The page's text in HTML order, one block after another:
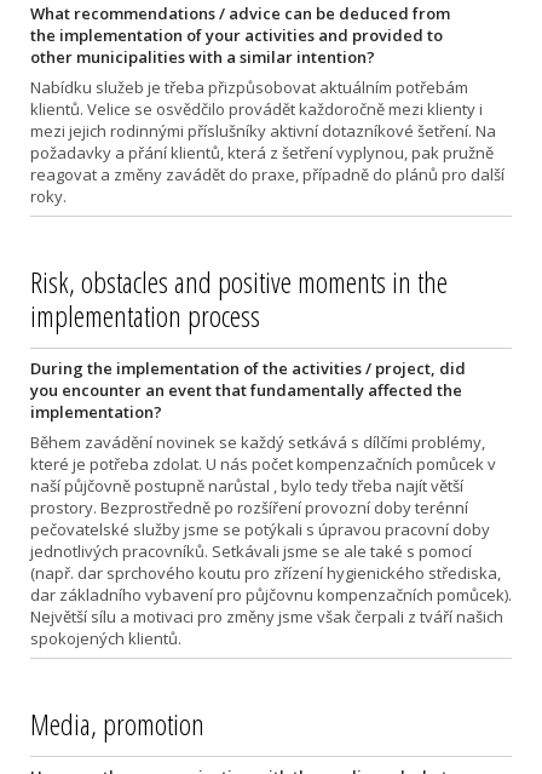
What recommendations / advice can be deduced from
the implementation of your activities and provided to
other municipalities with a similar intention?
Nabídku služeb je třeba přizpůsobovat aktuálním potřebám
klientů. Velice se osvědčilo provádět každoročně mezi klienty i
mezi jejich rodinnými příslušníky aktivní dotazníkové šetření. Na
požadavky a přání klientů, která z šetření vyplynou, pak pružně
reagovat a změny zavádět do praxe, případně do plánů pro další
roky.
Risk, obstacles and positive moments in the
implementation process
During the implementation of the activities / project, did
you encounter an event that fundamentally affected the
implementation?
Během zavádění novinek se každý setkává s dílčími problémy,
které je potřeba zdolat. U nás počet kompenzačních pomůcek v
naší půjčovně postupně narůstal , bylo tedy třeba najít větší
prostory. Bezprostředně po rozšíření provozní doby terénní
pečovatelské služby jsme se potýkali s úpravou pracovní doby
jednotlivých pracovníků. Setkávali jsme se ale také s pomocí
(např. dar sprchového koutu pro zřízení hygienického střediska,
dar základního vybavení pro půjčovnu kompenzačních pomůcek).
Největší sílu a motivaci pro změny jsme však čerpali z tváří našich
spokojených klientů.
Media, promotion